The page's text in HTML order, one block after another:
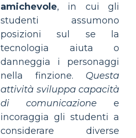
amichevole, in cui gli
studenti assumono
posizioni sul se la
tecnologia aiuta o
danneggia i personaggi
nella finzione. Questa
attività sviluppa capacità
di comunicazione e
incoraggia gli studenti a
considerare diverse